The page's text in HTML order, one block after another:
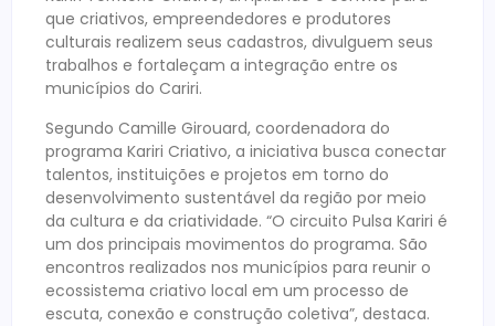
que criativos, empreendedores e produtores
culturais realizem seus cadastros, divulguem seus
trabalhos e fortaleçam a integração entre os
municípios do Cariri.
Segundo Camille Girouard, coordenadora do
programa Kariri Criativo, a iniciativa busca conectar
talentos, instituições e projetos em torno do
desenvolvimento sustentável da região por meio
da cultura e da criatividade. “O circuito Pulsa Kariri é
um dos principais movimentos do programa. São
encontros realizados nos municípios para reunir o
ecossistema criativo local em um processo de
escuta, conexão e construção coletiva”, destaca.